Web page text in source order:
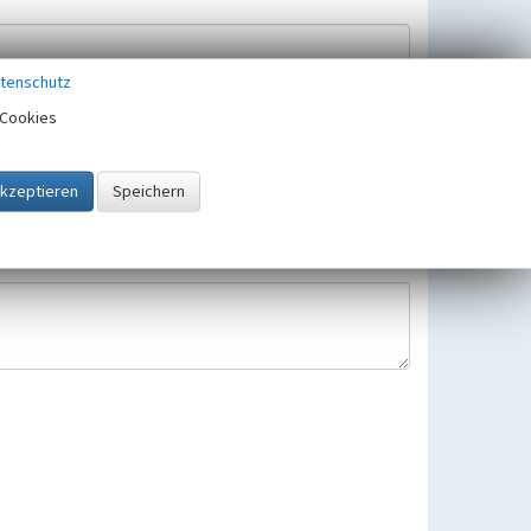
gespeichert und verwendet.
gültigen Europäischen